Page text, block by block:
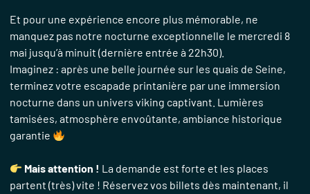
Et pour une expérience encore plus mémorable, ne
manquez pas notre nocturne exceptionnelle le mercredi 8
mai jusqu’à minuit (dernière entrée à 22h30).
Imaginez : après une belle journée sur les quais de Seine,
terminez votre escapade printanière par une immersion
nocturne dans un univers viking captivant. Lumières
tamisées, atmosphère envoûtante, ambiance historique
garantie
Mais attention ! La demande est forte et les places
partent (très) vite ! Réservez vos billets dès maintenant, il